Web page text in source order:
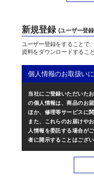
新規登録 (ユーザー登
ユーザー登録をすることで
資料をダウンロードするこ
個人情報のお取扱い
当社にご登録いただいた
の個人情報は、商品のお
ほか、修理等サービスに
また、これらのお届けや
人情報を委託する場合が
者に開示することはござい